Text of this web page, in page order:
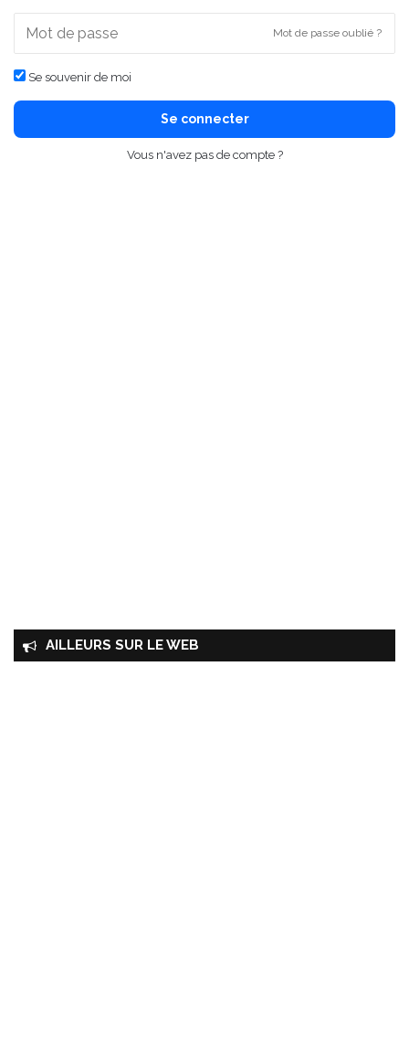
Mot de passe oublié ?
Se souvenir de moi
Se connecter
Vous n'avez pas de compte ?
AILLEURS SUR LE WEB